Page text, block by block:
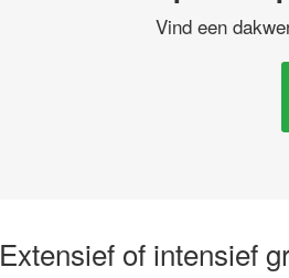
Vind een
Extensief of intensief